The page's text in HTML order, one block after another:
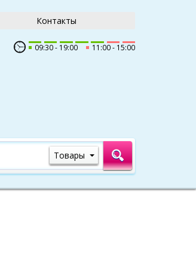
Контакты
09:30 19:00 11:00 15:00
Товары